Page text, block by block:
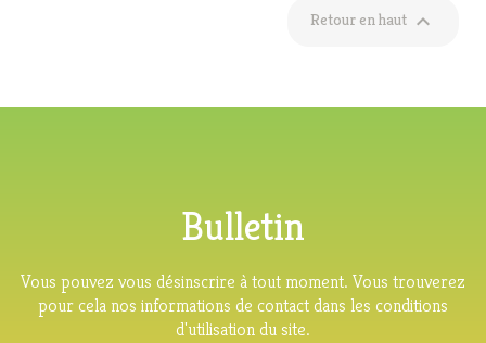
Retour en haut 
Bulletin
Vous pouvez vous désinscrire à tout moment. Vous trouverez
pour cela nos informations de contact dans les conditions
d'utilisation du site.